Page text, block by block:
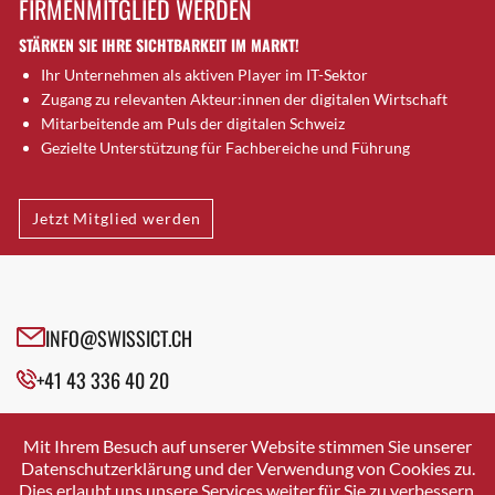
Brugg AG
Brütten
Bubendorf
Bubikon
Buchs (SG)
Bäretswil
Bülach
Cazis
Crissier
Davos Platz
Dierikon
Dietikon
FIRMENMITGLIED WERDEN
STÄRKEN SIE IHRE SICHTBARKEIT IM MARKT!
Ihr Unternehmen als aktiven Player im IT-Sektor
Zugang zu relevanten Akteur:innen der digitalen Wirtschaft
Mitarbeitende am Puls der digitalen Schweiz
Gezielte Unterstützung für Fachbereiche und Führung
Jetzt Mitglied werden
INFO@SWISSICT.CH
+41 43 336 40 20
SWISSICT
VULKANSTRASSE 120
8048 ZURICH
Mit Ihrem Besuch auf unserer Website stimmen Sie unserer
Datenschutzerklärung und der Verwendung von Cookies zu.
Dies erlaubt uns unsere Services weiter für Sie zu verbessern.